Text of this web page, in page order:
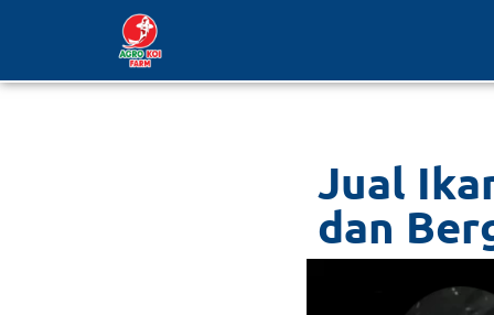
ke
Jual
dan